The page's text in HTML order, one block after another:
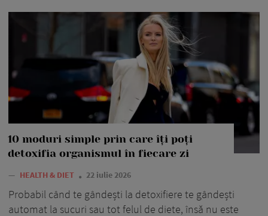
10 moduri simple prin care îți poți
detoxifia organismul în fiecare zi
— HEALTH & DIET 22 iulie 2026
Probabil când te gândești la detoxifiere te gândești
automat la sucuri sau tot felul de diete, însă nu este